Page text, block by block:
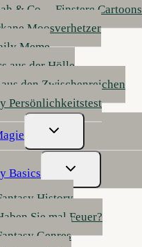
& Co. – Finstere Cartoons
Moosverhetzer
Meme
aus der Hölle
den Zwischenreichen
Persönlichkeitstest
Untermenü
Umschalten
Basics
Untermenü
Umschalten
History
Sie mal Feuer?
Genres